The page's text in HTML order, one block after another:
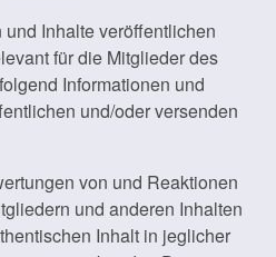
Inhalte veröffentlichen
für die Mitglieder des
Informationen und
und/oder versenden
von und Reaktionen
und anderen Inhalten
Inhalt in jeglicher